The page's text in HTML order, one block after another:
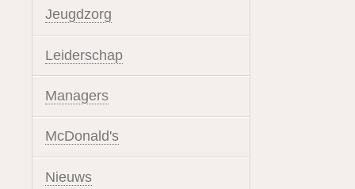
Jeugdzorg
Leiderschap
Managers
McDonald's
Nieuws